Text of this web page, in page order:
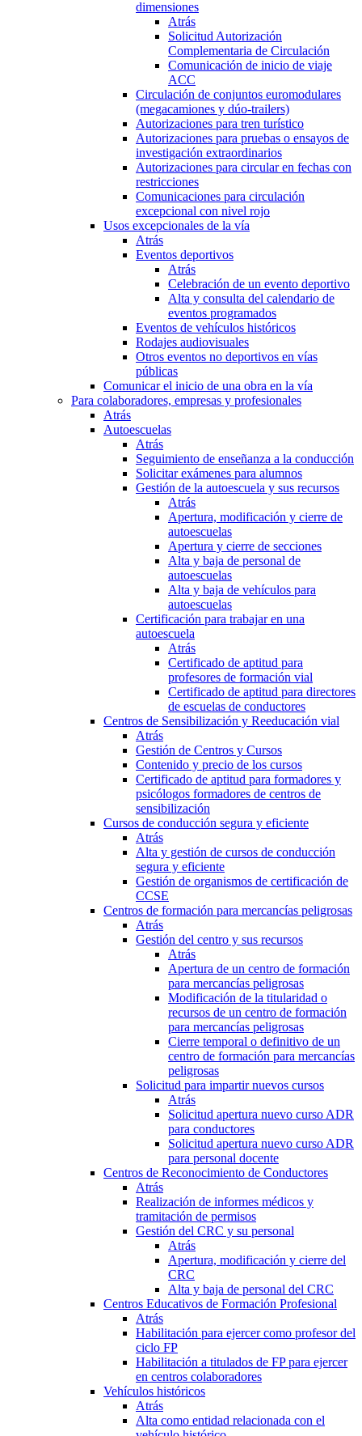
dimensiones
Atrás
Solicitud Autorización
Complementaria de Circulación
Comunicación de inicio de viaje
ACC
Circulación de conjuntos euromodulares
(megacamiones y dúo-trailers)
Autorizaciones para tren turístico
Autorizaciones para pruebas o ensayos de
investigación extraordinarios
Autorizaciones para circular en fechas con
restricciones
Comunicaciones para circulación
excepcional con nivel rojo
Usos excepcionales de la vía
Atrás
Eventos deportivos
Atrás
Celebración de un evento deportivo
Alta y consulta del calendario de
eventos programados
Eventos de vehículos históricos
Rodajes audiovisuales
Otros eventos no deportivos en vías
públicas
Comunicar el inicio de una obra en la vía
Para colaboradores, empresas y profesionales
Atrás
Autoescuelas
Atrás
Seguimiento de enseñanza a la conducción
Solicitar exámenes para alumnos
Gestión de la autoescuela y sus recursos
Atrás
Apertura, modificación y cierre de
autoescuelas
Apertura y cierre de secciones
Alta y baja de personal de
autoescuelas
Alta y baja de vehículos para
autoescuelas
Certificación para trabajar en una
autoescuela
Atrás
Certificado de aptitud para
profesores de formación vial
Certificado de aptitud para directores
de escuelas de conductores
Centros de Sensibilización y Reeducación vial
Atrás
Gestión de Centros y Cursos
Contenido y precio de los cursos
Certificado de aptitud para formadores y
psicólogos formadores de centros de
sensibilización
Cursos de conducción segura y eficiente
Atrás
Alta y gestión de cursos de conducción
segura y eficiente
Gestión de organismos de certificación de
CCSE
Centros de formación para mercancías peligrosas
Atrás
Gestión del centro y sus recursos
Atrás
Apertura de un centro de formación
para mercancías peligrosas
Modificación de la titularidad o
recursos de un centro de formación
para mercancías peligrosas
Cierre temporal o definitivo de un
centro de formación para mercancías
peligrosas
Solicitud para impartir nuevos cursos
Atrás
Solicitud apertura nuevo curso ADR
para conductores
Solicitud apertura nuevo curso ADR
para personal docente
Centros de Reconocimiento de Conductores
Atrás
Realización de informes médicos y
tramitación de permisos
Gestión del CRC y su personal
Atrás
Apertura, modificación y cierre del
CRC
Alta y baja de personal del CRC
Centros Educativos de Formación Profesional
Atrás
Habilitación para ejercer como profesor del
ciclo FP
Habilitación a titulados de FP para ejercer
en centros colaboradores
Vehículos históricos
Atrás
Alta como entidad relacionada con el